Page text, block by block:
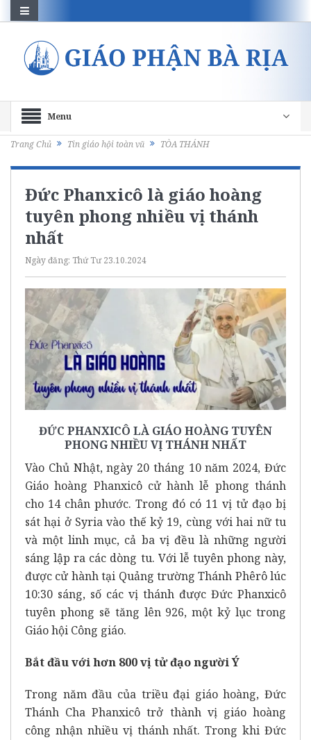
Menu
Trang Chủ Tin giáo hội toàn vũ TÒA THÁNH
Đức Phanxicô là giáo hoàng
tuyên phong nhiều vị thánh
nhất
Ngày đăng: Thứ Tư 23.10.2024
ĐỨC PHANXICÔ LÀ GIÁO HOÀNG TUYÊN
PHONG NHIỀU VỊ THÁNH NHẤT
Vào Chủ Nhật, ngày 20 tháng 10 năm 2024, Đức
Giáo hoàng Phanxicô cử hànhlễ phong thánh
cho 14 chân phước. Trong đó có 11 vị tử đạo bị
sát hại ở Syria vào thế kỷ 19, cùng với hai nữ tu
và một linh mục, cả ba vị đều là những người
sáng lập ra các dòng tu. Với lễ tuyên phong này,
được cử hành tại Quảng trường Thánh Phêrô lúc
10:30 sáng, số các vị thánh được Đức Phanxicô
tuyên phong sẽ tăng lên 926, một kỷ lục trong
Giáo hội Công giáo.
Bắt đầu với hơn 800 vị tử đạo người Ý
Trong năm đầu của triều đại giáo hoàng, Đức
Thánh Cha Phanxicô trở thành vị giáo hoàng
công nhận nhiều vị thánh nhất. Trong khi Đức